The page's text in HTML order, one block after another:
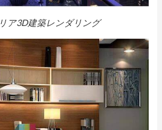
ア3D建築レンダリング